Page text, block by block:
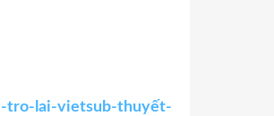
tro-lai-vietsub-thuyết-